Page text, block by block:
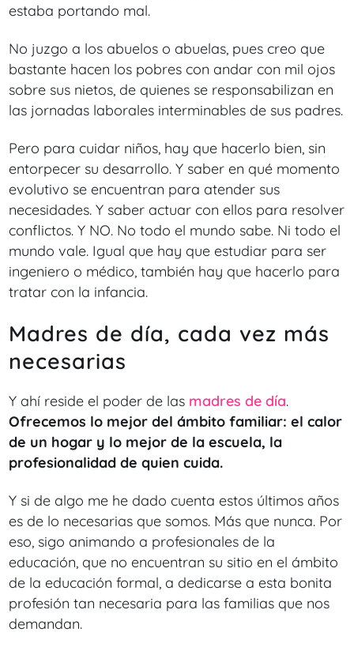
estaba portando mal.
No juzgo a los abuelos o abuelas, pues creo que
bastante hacen los pobres con andar con mil ojos
sobre sus nietos, de quienes se responsabilizan en
las jornadas laborales interminables de sus padres.
Pero para cuidar niños, hay que hacerlo bien, sin
entorpecer su desarrollo. Y saber en qué momento
evolutivo se encuentran para atender sus
necesidades. Y saber actuar con ellos para resolver
conflictos. Y NO. No todo el mundo sabe. Ni todo el
mundo vale. Igual que hay que estudiar para ser
ingeniero o médico, también hay que hacerlo para
tratar con la infancia.
Madres de día, cada vez más
necesarias
Y ahí reside el poder de las madres de día.
Ofrecemos lo mejor del ámbito familiar: el calor
de un hogar y lo mejor de la escuela, la
profesionalidad de quien cuida.
Y si de algo me he dado cuenta estos últimos años
es de lo necesarias que somos. Más que nunca. Por
eso, sigo animando a profesionales de la
educación, que no encuentran su sitio en el ámbito
de la educación formal, a dedicarse a esta bonita
profesión tan necesaria para las familias que nos
demandan.